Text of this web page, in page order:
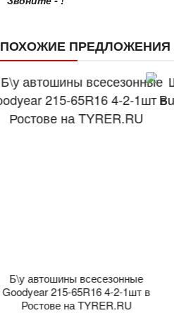
ПОХОЖИЕ ПРЕДЛОЖЕНИЯ
Б\у автошины всесезонные
Goodyear 215-65R16 4-2-1шт в
Ростове на TYRER.RU